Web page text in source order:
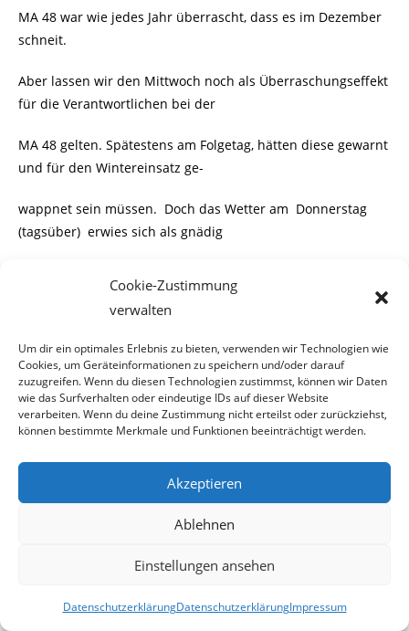
Cookie-Zustimmung
verwalten
Um dir ein optimales Erlebnis zu bieten, verwenden wir Technologien wie
Cookies, um Geräteinformationen zu speichern und/oder darauf
zuzugreifen. Wenn du diesen Technologien zustimmst, können wir Daten
wie das Surfverhalten oder eindeutige IDs auf dieser Website
verarbeiten. Wenn du deine Zustimmung nicht erteilst oder zurückziehst,
können bestimmte Merkmale und Funktionen beeinträchtigt werden.
Akzeptieren
Ablehnen
Einstellungen ansehen
DatenschutzerklärungDatenschutzerklärungImpressum
MA 48 war wie jedes Jahr überrascht, dass es im Dezember
schneit.
Aber lassen wir den Mittwoch noch als Überraschungseffekt
für die Verantwortlichen bei der
MA 48 gelten. Spätestens am Folgetag, hätten diese gewarnt
und für den Wintereinsatz ge-
wappnet sein müssen. Doch das Wetter am Donnerstag
(tagsüber) erwies sich als gnädig
dahinschmelzen.
Unsichtbare Räumfahrzeuge
Also verfiel man bei der MA 48 wieder in den Winterschlaf.
Denn als es am Donnerstag ab-
schneien begann, gab es das näch-
Räumdienst weit und breit. Obwohl
die Stadt Wien immer wieder über diverse Radiosender